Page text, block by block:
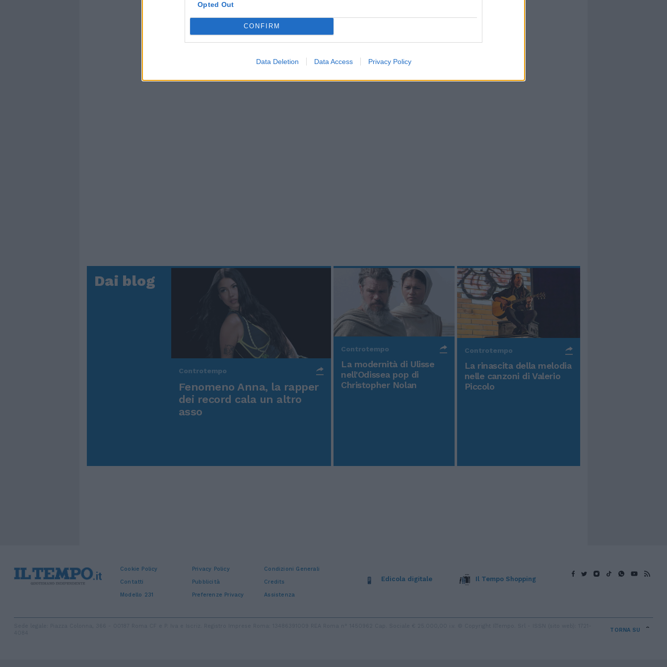
Opted Out
CONFIRM
Data Deletion Data Access Privacy Policy
Dai blog
Controtempo
Fenomeno Anna, la rapper
dei record cala un altro
asso
Controtempo
La modernità di Ulisse
nell'Odissea pop di
Christopher Nolan
Controtempo
La rinascita della melodia
nelle canzoni di Valerio
Piccolo
Cookie Policy Privacy Policy
Condizioni Generali
Contatti
Pubblicità
Credits
Modello 231
Preferenze Privacy Assistenza
Edicola digitale Il Tempo Shopping
TORNA SU